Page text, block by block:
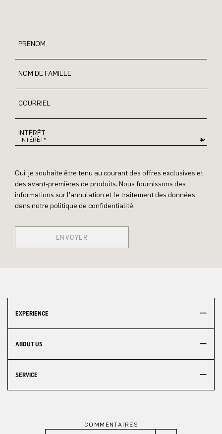
PRÉNOM
NOM DE FAMILLE
COURRIEL
INTÉRÊT
Oui, je souhaite être tenu au courant des offres exclusives et
des avant-premières de produits. Nous fournissons des
informations sur l'annulation et le traitement des données
dans notre politique de confidentialité.
ENVOYER
EXPERIENCE
ABOUT US
SERVICE
COMMENTAIRES